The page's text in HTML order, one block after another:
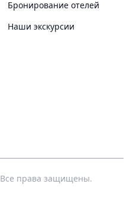
Бронирование отелей
Наши экскурсии
права защищены.